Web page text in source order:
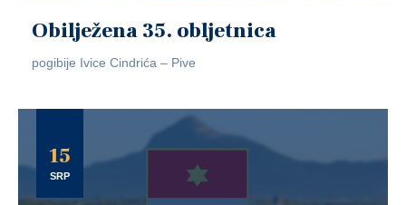
Obilježena 35. obljetnica
pogibije Ivice Cindrića – Pive
15
SRP